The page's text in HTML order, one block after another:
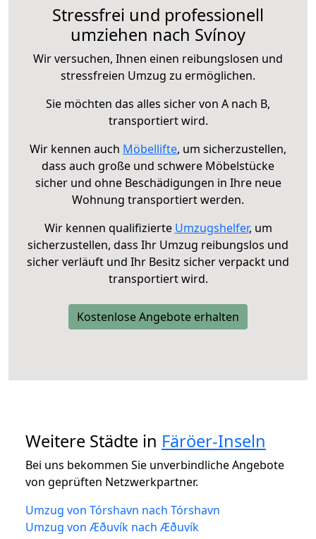
Stressfrei und professionell
umziehen nach Svínoy
Wir versuchen, Ihnen einen reibungslosen und
stressfreien Umzug zu ermöglichen.
Sie möchten das alles sicher von A nach B,
transportiert wird.
Wir kennen auch Möbellifte, um sicherzustellen,
dass auch große und schwere Möbelstücke
sicher und ohne Beschädigungen in Ihre neue
Wohnung transportiert werden.
Wir kennen qualifizierte Umzugshelfer, um
sicherzustellen, dass Ihr Umzug reibungslos und
sicher verläuft und Ihr Besitz sicher verpackt und
transportiert wird.
Kostenlose Angebote erhalten
Weitere Städte in Färöer-Inseln
Bei uns bekommen Sie unverbindliche Angebote
von geprüften Netzwerkpartner.
Umzug von Tórshavn nach Tórshavn
Umzug von Æðuvík nach Æðuvík